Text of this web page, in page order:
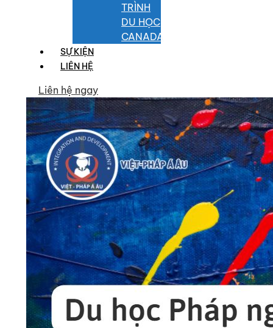
TRÌNH
DU HỌC
CANADA
SỰ KIỆN
LIÊN HỆ
Liên hệ ngay